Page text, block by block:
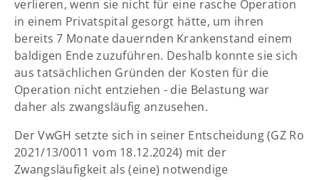
verlieren, wenn sie nicht für eine rasche Operation
in einem Privatspital gesorgt hätte, um ihren
bereits 7 Monate dauernden Krankenstand einem
baldigen Ende zuzuführen. Deshalb konnte sie sich
aus tatsächlichen Gründen der Kosten für die
Operation nicht entziehen - die Belastung war
daher als zwangsläufig anzusehen.
Der VwGH setzte sich in seiner Entscheidung (GZ Ro
2021/13/0011 vom 18.12.2024) mit der
Zwangsläufigkeit als (eine) notwendige